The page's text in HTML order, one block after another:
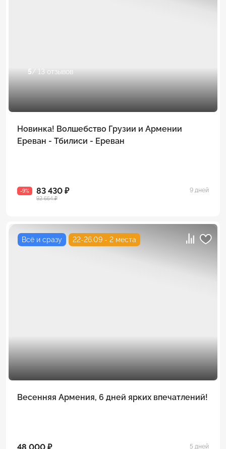
5/ 13 отзывов
Новинка! Волшебство Грузии и Армении
Ереван - Тбилиси - Ереван
-9% 83 430 ₽
92 664 ₽
9 дней
Всё и сразу 22-26.09 - 2 места
Весенняя Армения, 6 дней ярких впечатлений!
5 дней